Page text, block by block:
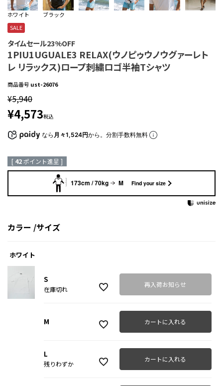
ホワイト
ブラック
SALE
タイムセール23%OFF
1PIU1UGUALE3 RELAX(ウノピゥウノウグァーレト
レ リラックス)ロープ刺繍ロゴ半袖Tシャツ
商品番号 ust-26076
¥5,940
¥4,573税込
なら 月々1,524円から。分割手数料無料
[ 42ポイント進呈 ]
173cm / 70kg M Find your size
カラー サイズ
ホワイト
S
在庫切れ
再入荷お知らせ
M カートに入れる
L
残りわずか
カートに入れる